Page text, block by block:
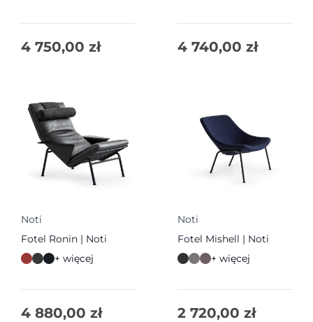
4 750,00 zł 4 740,00 zł
Noti
Fotel Ronin | Noti
+ więcej
4 880,00 zł
Noti
Fotel Mishell | Noti
+ więcej
2 720,00 zł